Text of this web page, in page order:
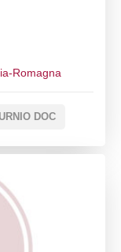
Romagna
DOC